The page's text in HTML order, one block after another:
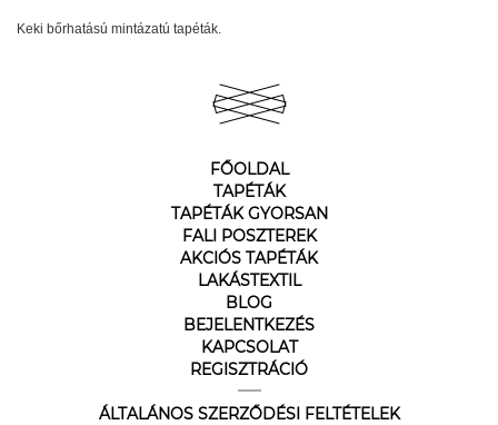
Keki bőrhatású mintázatú tapéták.
FŐOLDAL
TAPÉTÁK
TAPÉTÁK GYORSAN
FALI POSZTEREK
AKCIÓS TAPÉTÁK
LAKÁSTEXTIL
BLOG
BEJELENTKEZÉS
KAPCSOLAT
REGISZTRÁCIÓ
ÁLTALÁNOS SZERZŐDÉSI FELTÉTELEK